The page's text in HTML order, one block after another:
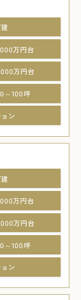
万円台
万円台
～100坪
ン
万円台
万円台
～100坪
ン